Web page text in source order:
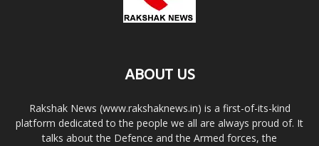
ABOUT US
Rakshak News (www.rakshaknews.in) is a first-of-its-kind
platform dedicated to the people we all are always proud of. It
talks about the Defence and the Armed forces, the